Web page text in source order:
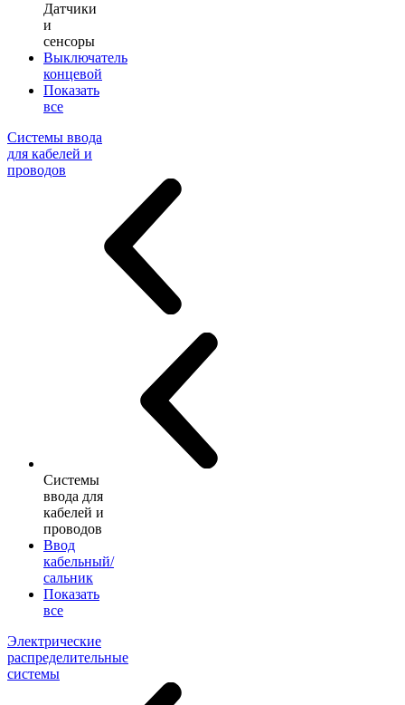
Датчики
и
сенсоры
Выключатель
концевой
Показать
все
Системы ввода
для кабелей и
проводов
Системы
ввода для
кабелей и
проводов
Ввод
кабельный/
сальник
Показать
все
Электрические
распределительные
системы